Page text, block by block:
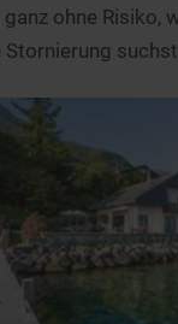
ohne Risiko,